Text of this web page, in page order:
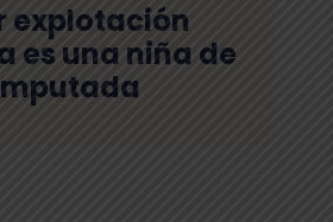
explotación
es una niña de